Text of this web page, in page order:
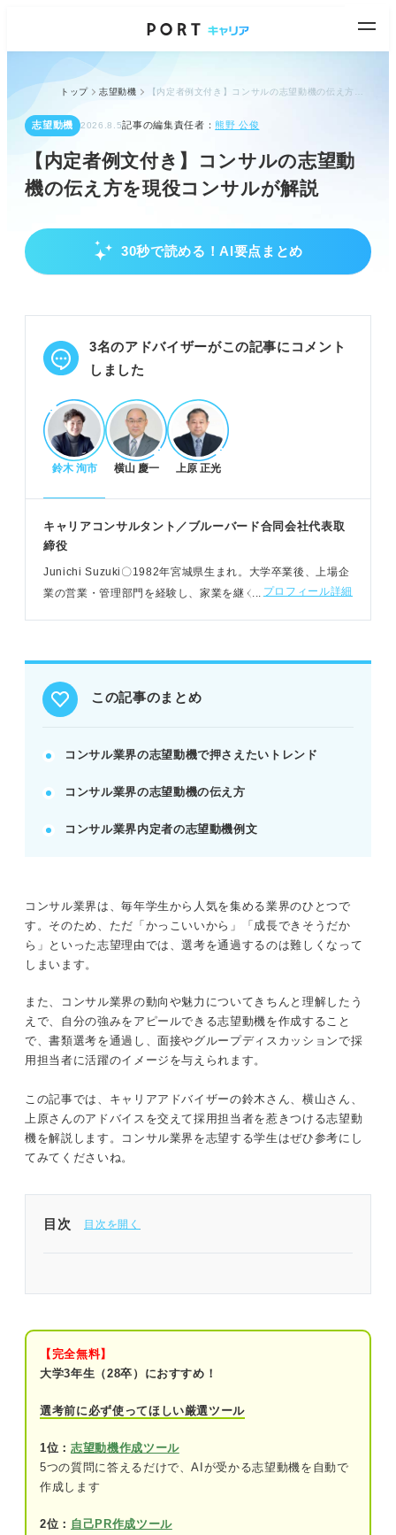
トップ 志望動機
志望動機 2026.8.5記事の編集責任者：熊野 公俊
【内定者例文付き】コンサルの志望動
機の伝え方を現役コンサルが解説
30秒で読める！AI要点まとめ
コンサル業界の最新動向とプロが求める資質
ン力が必須。
どんな困難にも諦めないタフな人間性も強く求めら
POINT：業界の変動期に対応できるよう常に情報収
集を行う。
現役コンサル直伝！評価される志望動機の3大要
各ファームの特徴を掴み、その企業を志望する理由
を示す。
入社後にどのように貢献できるか具体的なイメージ
POINT：PREP法を用いて論理的かつ簡潔に文章を
構成する。
内定者例文に学ぶ作成のコツと避けるべきNG例
アピール。
は避ける。
を軸に記載。
記事の該当箇所を見る
志望動機で触れたいコンサル業界の動向
コンサル業界の志望動機の伝え方
コンサル業界の志望動機のNG例
【Q&A】コンサル業界の志望動機でよくある
※AIの特性上、間違いが含まれている場合があります。記事本文
と併せてご確認ください。
3名のアドバイザーがこの記事にコメント
しました
鈴木 洵市 横山 慶一 上原 正光
キャリアコンサルタント／ブルーバード合同会社代表取
締役
Junichi Suzuki〇1982年宮城県⽣まれ。⼤学卒業後、上場企
業の営業・管理部⾨を経験し、家業を継ぐ。2017年にブルー
プロフィール詳細
この記事のまとめ
コンサル業界の志望動機で押さえたいトレンド
コンサル業界の志望動機の伝え方
コンサル業界内定者の志望動機例文
コンサル業界は、毎年学生から人気を集める業界のひとつで
す。そのため、ただ「かっこいいから」「成長できそうだか
ら」といった志望理由では、選考を通過するのは難しくなって
しまいます。
また、コンサル業界の動向や魅力についてきちんと理解したう
えで、自分の強みをアピールできる志望動機を作成すること
で、書類選考を通過し、面接やグループディスカッションで採
用担当者に活躍のイメージを与えられます。
この記事では、キャリアアドバイザーの鈴木さん、横山さん、
上原さんのアドバイスを交えて採用担当者を惹きつける志望動
機を解説します。コンサル業界を志望する学生はぜひ参考にし
てみてくださいね。
目次
海外展開・デジタル支援など新領域が広が
コンサル業界の志望動機の伝え方
①コンサルをやりたい理由
【完全無料】
大学3年生（28卒）におすすめ！
選考前に必ず使ってほしい厳選ツール
1位： 志望動機作成ツール
5つの質問に答えるだけで、AIが受かる志望動機を自動で
作成します
2位： 自己PR作成ツール